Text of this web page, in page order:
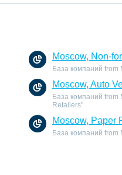
Moscow, Non-
База компаний from
Moscow, Auto
База компаний from
Retailers"
Moscow, Paper
База компаний from